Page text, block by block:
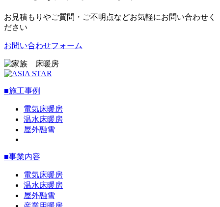
お見積もりやご質問・ご不明点などお気軽にお問い合わせく
ださい
お問い合わせフォーム
■施工事例
電気床暖房
温水床暖房
屋外融雪
■事業内容
電気床暖房
温水床暖房
屋外融雪